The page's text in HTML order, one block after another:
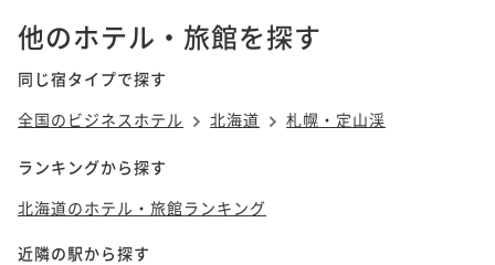
他のホテル・旅館を探す
同じ宿タイプで探す
全国のビジネスホテル
北海道 札幌・定山渓
ランキングから探す
北海道のホテル・旅館ランキング
近隣の駅から探す